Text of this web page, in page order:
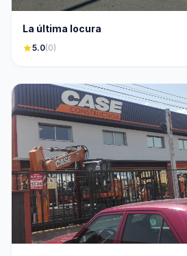
La última locura
star5.0(0)